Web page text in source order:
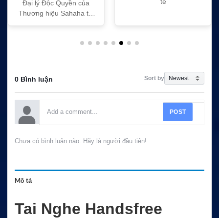
Đại lý Độc Quyền của
Thương hiệu Sahaha tại
0 Bình luận Sort by
POST
Chưa có bình luận nào. Hãy là người đầu tiên!
Mô tả
Tai Nghe Handsfree